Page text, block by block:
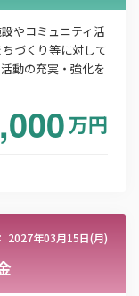
ロード
やコミュニティ活
づくり等に対して
動の充実・強化を
万円
2027年03月15日(月)